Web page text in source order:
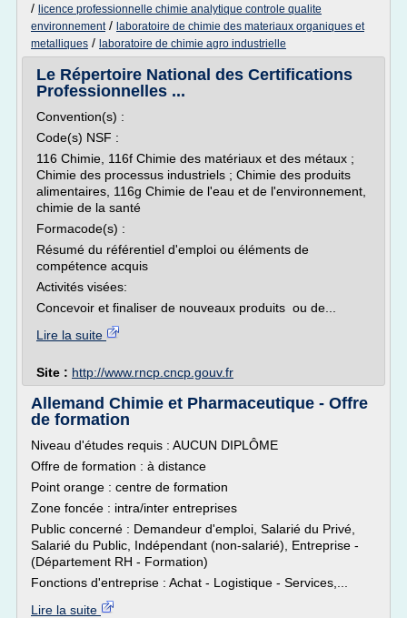
/ licence professionnelle chimie analytique controle qualite
environnement/ laboratoire de chimie des materiaux organiques et
metalliques / laboratoire de chimie agro industrielle
Le Répertoire National des Certifications
Professionnelles ...
Convention(s) :
Code(s) NSF :
116 Chimie, 116f Chimie des matériaux et des métaux ;
Chimie des processus industriels ; Chimie des produits
alimentaires, 116g Chimie de l'eau et de l'environnement,
chimie de la santé
Formacode(s) :
Résumé du référentiel d'emploi ou éléments de
compétence acquis
Activités visées:
Concevoir et finaliser de nouveaux produits ou de...
Lire la suite
Site : http://www.rncp.cncp.gouv.fr
Allemand Chimie et Pharmaceutique - Offre
de formation
Niveau d'études requis : AUCUN DIPLÔME
Offre de formation : à distance
Point orange : centre de formation
Zone foncée : intra/inter entreprises
Public concerné : Demandeur d'emploi, Salarié du Privé,
Salarié du Public, Indépendant (non-salarié), Entreprise -
(Département RH - Formation)
Fonctions d'entreprise : Achat - Logistique - Services,...
Lire la suite